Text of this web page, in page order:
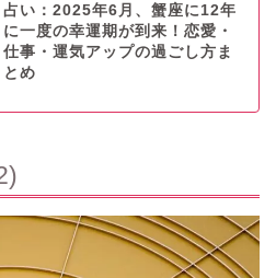
占い：2025年6月、蟹座に12年
に一度の幸運期が到来！恋愛・
仕事・運気アップの過ごし方ま
とめ